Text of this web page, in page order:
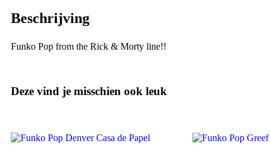
Beschrijving
Funko Pop from the Rick & Morty line!!
Deze vind je misschien ook leuk